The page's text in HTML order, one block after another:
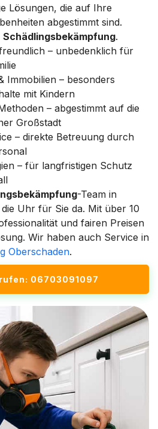
Lösungen, die auf Ihre
abgestimmt sind.
Schädlingsbekämpfung.
– unbedenklich für
Immobilien – besonders
mit Kindern
– abgestimmt auf die
Großstadt
– direkte Betreuung durch
– für langfristigen Schutz
-Team in
Uhr für Sie da. Mit über 10
und fairen Preisen
Wir haben auch Service in
Oberschaden.
06703091097